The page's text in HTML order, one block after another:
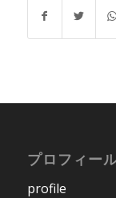
プロフィー
profile